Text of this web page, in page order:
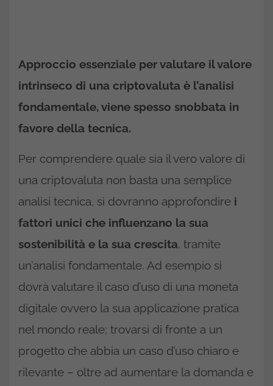
Approccio essenziale per valutare il valore
intrinseco di una criptovaluta è l’analisi
fondamentale, viene spesso snobbata in
favore della tecnica.
Per comprendere quale sia il vero valore di
una criptovaluta non basta una semplice
analisi tecnica, si dovranno approfondire i
fattori unici che influenzano la sua
sostenibilità e la sua crescita, tramite
un’analisi fondamentale. Ad esempio si
dovrà valutare il caso d’uso di una moneta
digitale ovvero la sua applicazione pratica
nel mondo reale; trovarsi di fronte a un
progetto che abbia un caso d’uso chiaro e
rilevante – oltre ad aumentare la domanda e